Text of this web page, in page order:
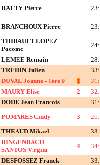
BALTY Pierre
BRANCHOUX Pierre
THIBAULT LOPEZ
Pacome
LEMEE Romain
TREHIN Julien
DUVAL Joanne - 1ère F 1
MAURY Elise 2
DODE Jean Francois
POMARES Cindy 3
THEAUD Mikael
RINGENBACH
SANTOS Virgini
4
DESFOSSEZ Franck